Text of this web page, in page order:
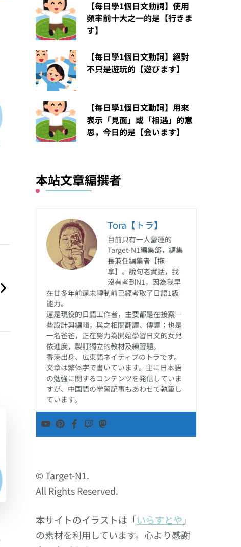
【每日學1個日文動詞】使用
頻率前十大之一的是【行きま
す】
【每日學1個日文動詞】絕對
不只是遊玩的【遊びます】
【每日學1個日文動詞】用來
表示「見面」或「相遇」的意
思，今日的是【会います】
本站文章編撰者
Tora【トラ】
目前只有一人營運的
Target-N1編集部，編集
長兼任編集者【拖
拿】。說句老實話，我
沒有考到N1，因為我早
在廿多年前還未轉制前已經考取了日語1級
能力。
還是現役的日語工作者，主要都是在接案一
些設計與編輯，與之相關翻譯、傳譯；也是
一名爸爸，正在努力為開始學習日文的女兒
依進度，製訂獨立的教材及練習題。
香港出身、広東語ネイティブのトラです。
文章は繁体字で書いています。主に日本語
の勉強に関するコンテンツを発信していま
すが、中国語の学習記事もあわせて執筆し
ています。
© Target-N1.
All Rights Reserved.
本サイトのイラストは「いらすとや 」
の素材を利用しています。心より感謝